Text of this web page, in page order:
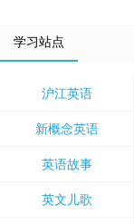
学习站点
沪江英语
新概念英语
英语故事
英文儿歌